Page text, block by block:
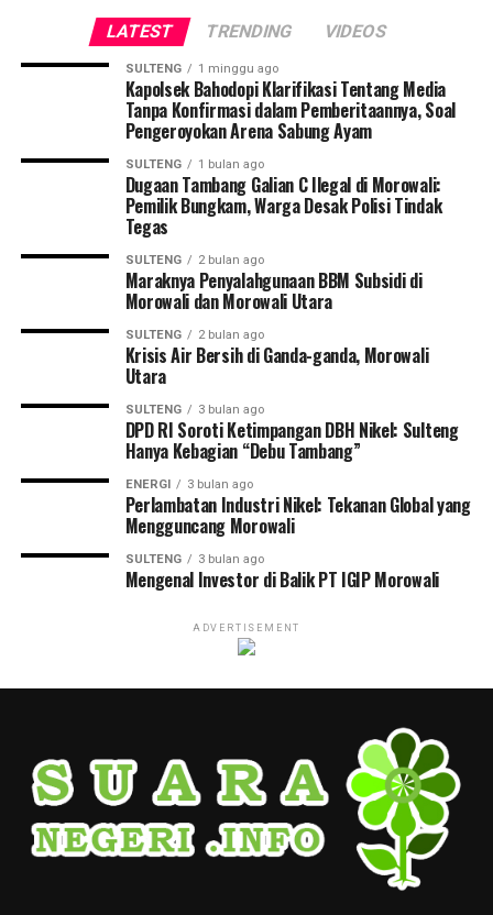
LATEST TRENDING VIDEOS
SULTENG 1 minggu ago
Kapolsek Bahodopi Klarifikasi Tentang Media
Tanpa Konfirmasi dalam Pemberitaannya, Soal
Pengeroyokan Arena Sabung Ayam
SULTENG 1 bulan ago
Dugaan Tambang Galian C Ilegal di Morowali:
Pemilik Bungkam, Warga Desak Polisi Tindak
Tegas
SULTENG 2 bulan ago
Maraknya Penyalahgunaan BBM Subsidi di
Morowali dan Morowali Utara
SULTENG 2 bulan ago
Krisis Air Bersih di Ganda-ganda, Morowali
Utara
SULTENG 3 bulan ago
DPD RI Soroti Ketimpangan DBH Nikel: Sulteng
Hanya Kebagian “Debu Tambang”
ENERGI 3 bulan ago
Perlambatan Industri Nikel: Tekanan Global yang
Mengguncang Morowali
SULTENG 3 bulan ago
Mengenal Investor di Balik PT IGIP Morowali
ADVERTISEMENT